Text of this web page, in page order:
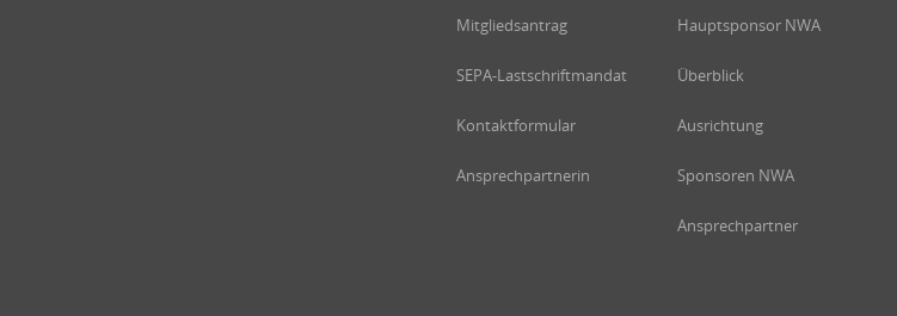
Mitgliedsantrag
SEPA-Lastschriftmandat
Kontaktformular
Ansprechpartnerin
Hauptsponsor NWA
Überblick
Ausrichtung
Sponsoren NWA
Ansprechpartner